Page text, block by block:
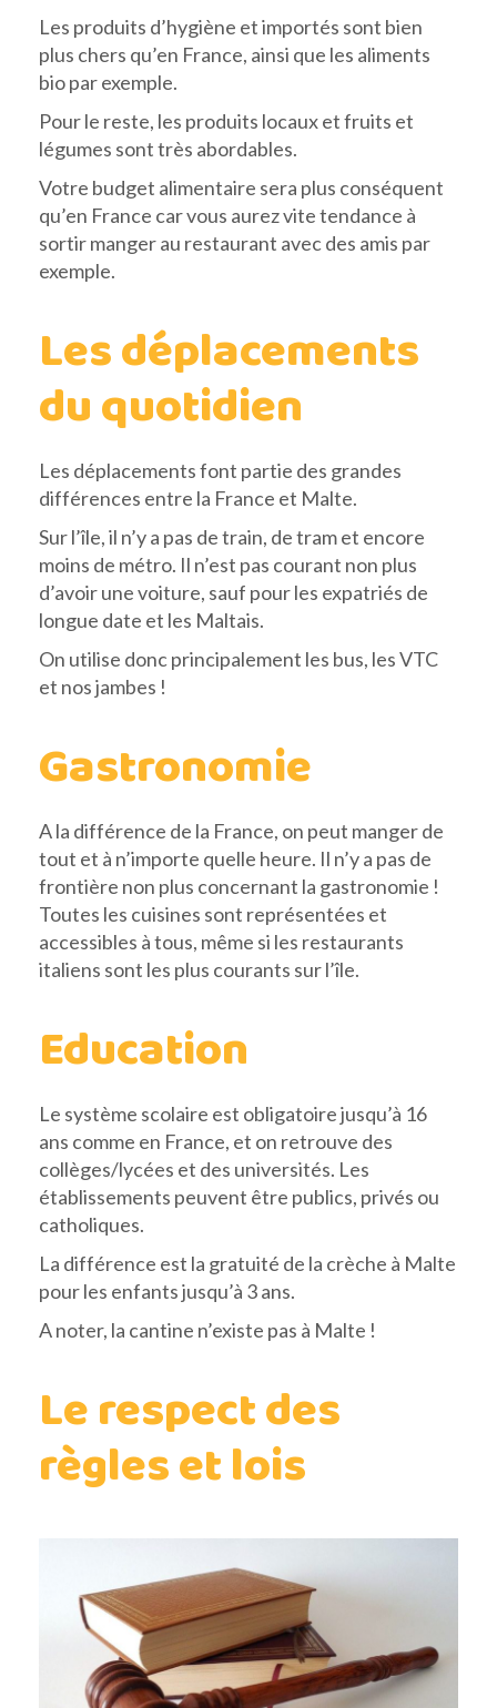
Les produits d’hygiène et importés sont bien
plus chers qu’en France, ainsi que les aliments
bio par exemple.
Pour le reste, les produits locaux et fruits et
légumes sont très abordables.
Votre budget alimentaire sera plus conséquent
qu’en France car vous aurez vite tendance à
sortir manger au restaurant avec des amis par
exemple.
Les déplacements
du quotidien
Les déplacements font partie des grandes
différences entre la France et Malte.
Sur l’île, il n’y a pas de train, de tram et encore
moins de métro. Il n’est pas courant non plus
d’avoir une voiture, sauf pour les expatriés de
longue date et les Maltais.
On utilise donc principalement les bus, les VTC
et nos jambes !
Gastronomie
A la différence de la France, on peut manger de
tout et à n’importe quelle heure. Il n’y a pas de
frontière non plus concernant la gastronomie !
Toutes les cuisines sont représentées et
accessibles à tous, même si les restaurants
italiens sont les plus courants sur l’île.
Education
Le système scolaire est obligatoire jusqu’à 16
ans comme en France, et on retrouve des
collèges/lycées et des universités. Les
établissements peuvent être publics, privés ou
catholiques.
La différence est la gratuité de la crèche à Malte
pour les enfants jusqu’à 3 ans.
A noter, la cantine n’existe pas à Malte !
Le respect des
règles et lois